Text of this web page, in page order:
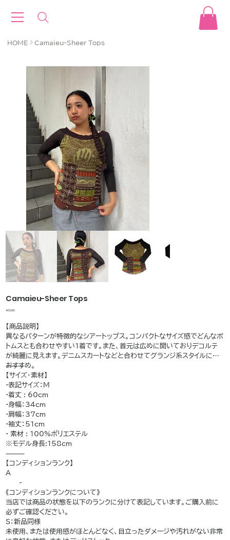
HOME > Camaieu-Sheer Tops
Camaieu-Sheer Tops
価
￥8,990
【商品説明】
異なるパターンが特徴的なシアートップス。コンパクトなサイズ感でどんなボ
トムスとも合わせやすい1着です。また、首元は広めに開いておりデコルテ
が綺麗に見えます。デニムスカートなどと合わせてグランジ系スタイルにも
おすすめ。
⸻
【サイズ・素材】
•表記サイズ：M
•着丈 : 60cm
•身幅：34cm
•肩幅：37cm
•袖丈：51cm
• 素材 : 100%ポリエステル
※モデル身長:158cm
⸻
【コンディションランク】
A
——-
《コンディションランクについて》
当店では商品の状態を以下のランクに分けて表記しています。ご購入前に
必ずご確認ください。
S：新品同様
未使用、または使用感がほとんどなく、目立ったダメージや汚れがない非常